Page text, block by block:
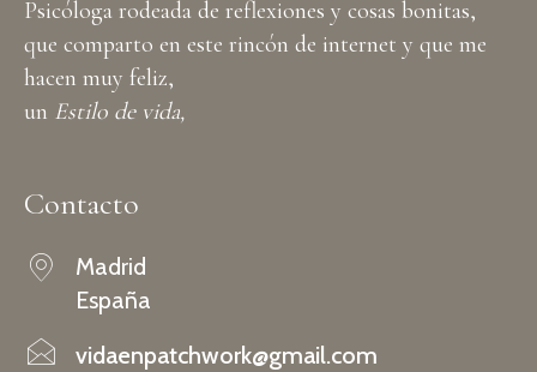
Psicóloga rodeada de reflexiones y cosas bonitas,
que comparto en este rincón de internet y que me
hacen muy feliz,
un Estilo de vida,
Contacto
Madrid
España
vidaenpatchwork@gmail.com